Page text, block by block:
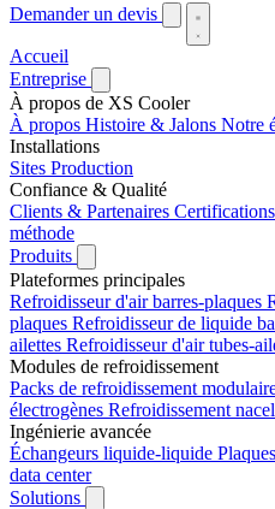
Demander un devis
Accueil
Entreprise
À propos de XS Cooler
À propos Histoire & Jalons Notre
Installations
Sites Production
Confiance & Qualité
Clients & Partenaires Certifications
méthode
Produits
Plateformes principales
Refroidisseur d'air barres-plaques
plaques Refroidisseur de liquide
ailettes Refroidisseur d'air tubes-
Modules de refroidissement
Packs de refroidissement
électrogènes Refroidissement
Ingénierie avancée
Échangeurs liquide-liquide
data center
Solutions